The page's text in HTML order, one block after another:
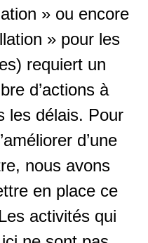
» ou encore
» pour les
requiert un
d’actions à
les délais. Pour
d’une
nous avons
en place ce
activités qui